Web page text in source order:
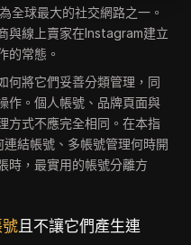
全球最大的社交網路之一。
與線上賣家在Instagram建立
的常態。
何將它們妥善分類管理，同
作。個人帳號、品牌頁面與
方式不應完全相同。在本指
結帳號、多帳號管理何時開
時，最實用的帳號分離方
且不讓它們產生連